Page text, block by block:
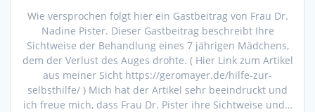
Wie versprochen folgt hier ein Gastbeitrag von Frau Dr.
Nadine Pister. Dieser Gastbeitrag beschreibt Ihre
Sichtweise der Behandlung eines 7 jährigen Mädchens,
dem der Verlust des Auges drohte. ( Hier Link zum Artikel
aus meiner Sicht https://geromayer.de/hilfe-zur-
selbsthilfe/ ) Mich hat der Artikel sehr beeindruckt und
ich freue mich, dass Frau Dr. Pister ihre Sichtweise und…